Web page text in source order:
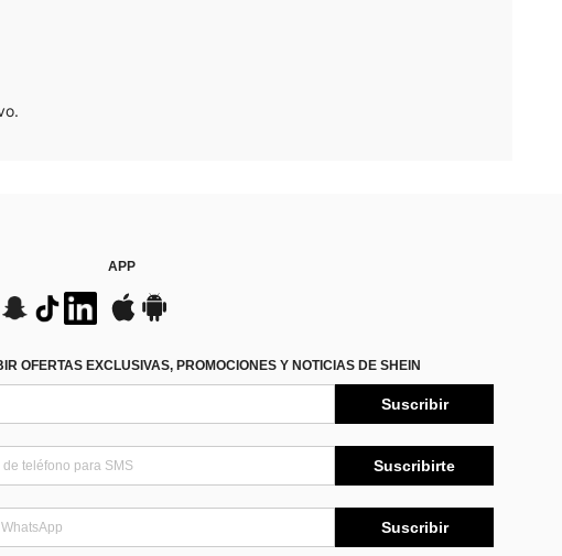
APP
OFERTAS EXCLUSIVAS, PROMOCIONES Y NOTICIAS DE SHEIN
Suscribir
Suscribirte
Suscribir